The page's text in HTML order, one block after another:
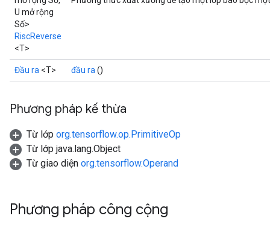
U mở rộng
Số>
RiscReverse
<T>
Đầu ra <T> đầu ra ()
Phương pháp kế thừa
Từ lớp org.tensorflow.op.PrimitiveOp
Từ lớp java.lang.Object
Từ giao diện org.tensorflow.Operand
Phương pháp công cộng